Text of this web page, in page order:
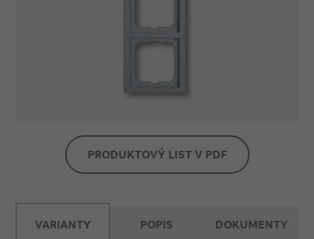
PRODUKTOVÝ LIST V PDF
VARIANTY POPIS DOKUMENTY